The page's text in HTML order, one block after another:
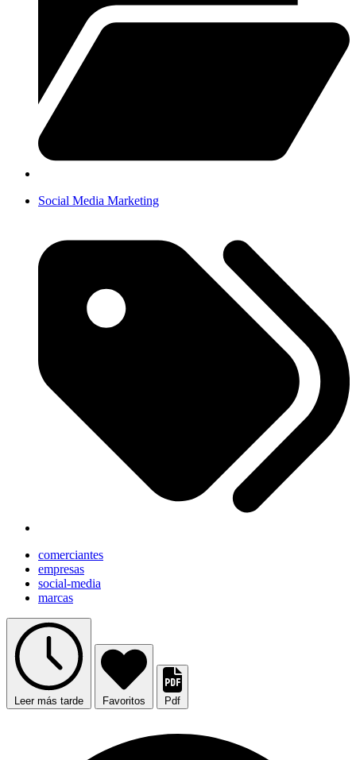
Social Media Marketing
comerciantes
empresas
social-media
marcas
Leer más tarde Favoritos Pdf